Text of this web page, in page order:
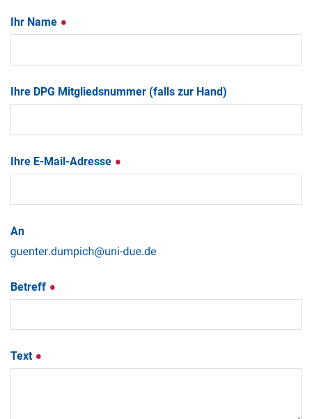
Ihr Name
Ihre DPG Mitgliedsnummer (falls zur Hand)
Ihre E-Mail-Adresse
An
Betreff
Text